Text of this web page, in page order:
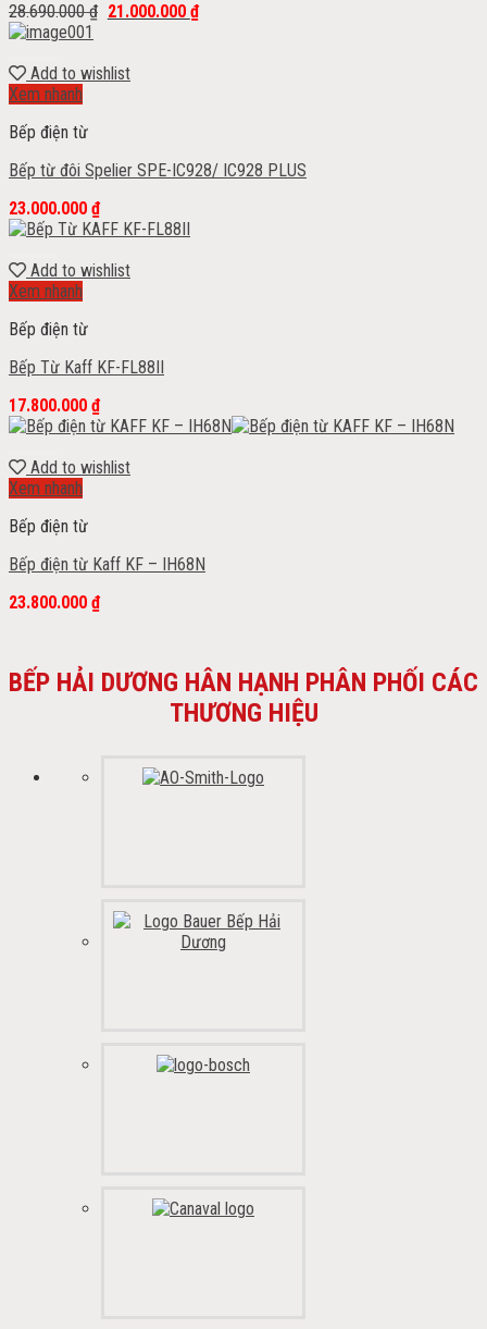
28.690.000₫ 21.000.000 ₫
Add to wishlist
Xem nhanh
Bếp điện từ
Bếp từ đôi Spelier SPE-IC928/ IC928 PLUS
23.000.000 ₫
Add to wishlist
Xem nhanh
Bếp điện từ
Bếp Từ Kaff KF-FL88II
17.800.000 ₫
Add to wishlist
Xem nhanh
Bếp điện từ
Bếp điện từ Kaff KF – IH68N
23.800.000 ₫
BẾP HẢI DƯƠNG HÂN HẠNH PHÂN PHỐI CÁC
THƯƠNG HIỆU